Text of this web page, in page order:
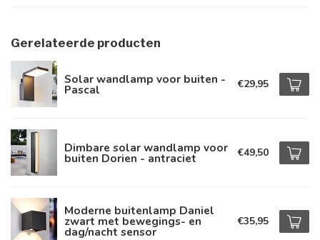
Gerelateerde producten
Solar wandlamp voor buiten -
Pascal €29,95
Dimbare solar wandlamp voor
buiten Dorien - antraciet €49,50
Moderne buitenlamp Daniel
zwart met bewegings- en
dag/nacht sensor
€35,95